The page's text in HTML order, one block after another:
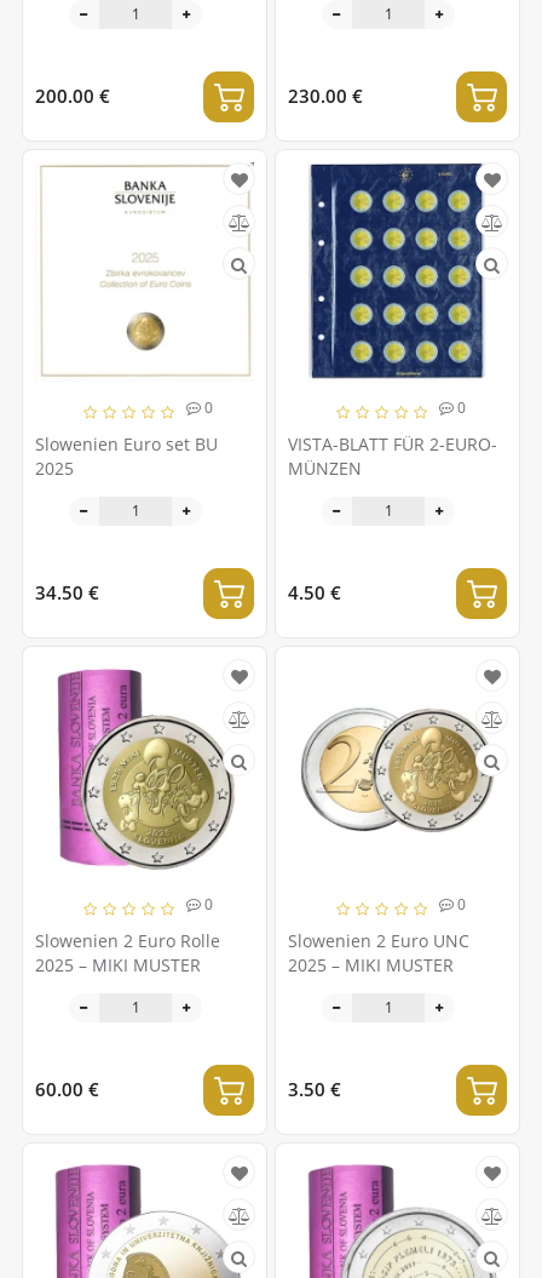
200.00 € 230.00 €
0
Slowenien Euro set BU
2025
34.50 €
0
VISTA-BLATT FÜR 2-EURO-
MÜNZEN
4.50 €
0
Slowenien 2 Euro Rolle
2025 – MIKI MUSTER
60.00 €
0
Slowenien 2 Euro UNC
2025 – MIKI MUSTER
3.50 €